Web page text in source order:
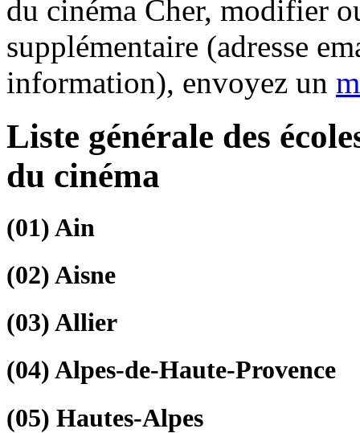
du cinéma Cher, modifier
supplémentaire (adresse
information), envoyez un
Liste générale des
du cinéma
(01)Ain
(02)Aisne
(03)Allier
(04)Alpes-de-Haute-Provence
(05) Hautes-Alpes